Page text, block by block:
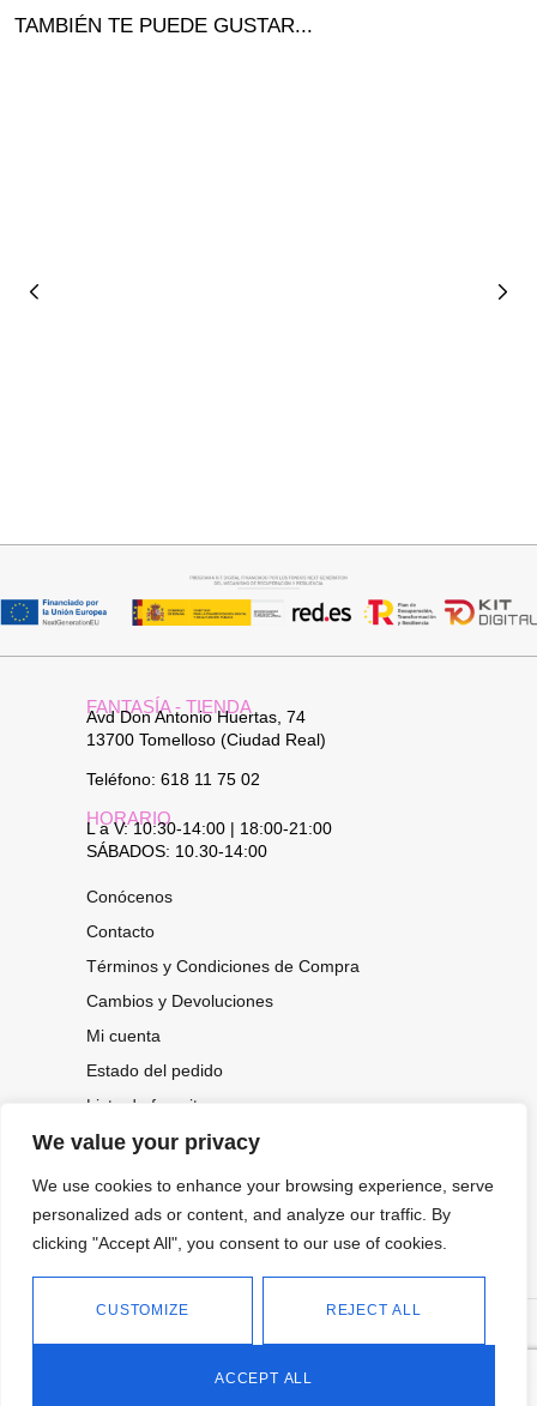
We value your privacy
We use cookies to enhance your browsing experience, serve
personalized ads or content, and analyze our traffic. By
clicking "Accept All", you consent to our use of cookies.
CUSTOMIZE REJECT ALL
ACCEPT ALL
TAMBIÉN TE PUEDE GUSTAR...
FANTASÍA - TIENDA
Avd Don Antonio Huertas, 74
13700 Tomelloso (Ciudad Real)
Teléfono: 618 11 75 02
HORARIO
L a V: 10:30-14:00 | 18:00-21:00
SÁBADOS: 10.30-14:00
Conócenos
Contacto
Términos y Condiciones de Compra
Cambios y Devoluciones
Mi cuenta
Estado del pedido
Lista de favoritos
CONOCE NUESTRAS NOVEDADES,
OFERTAS...
2026.